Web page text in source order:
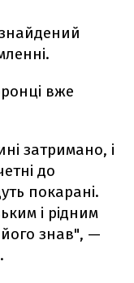
вже
затримано, і
до
покарані.
і рідним
його знав", —